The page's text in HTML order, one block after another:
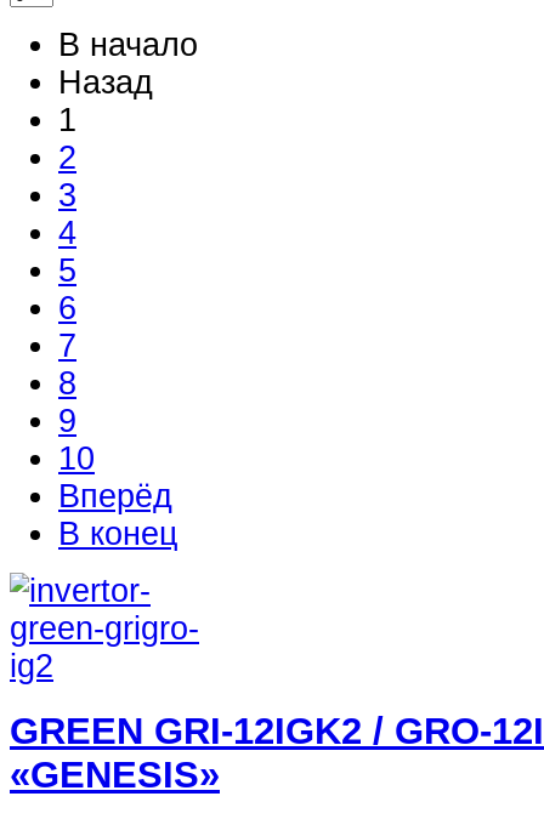
В начало
Назад
1
2
3
4
5
6
7
8
9
10
Вперёд
В конец
GREEN GRI-12IGK2 / GRO-
«GENESIS»